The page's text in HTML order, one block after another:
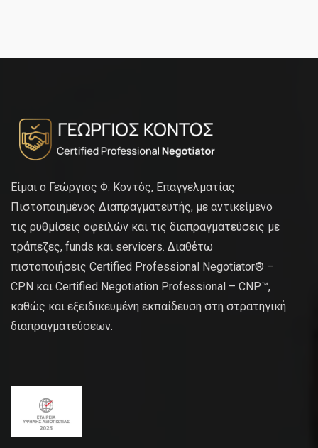
Είμαι ο Γεώργιος Φ. Κοντός, Επαγγελματίας
Πιστοποιημένος Διαπραγματευτής, με αντικείμενο
τις ρυθμίσεις οφειλών και τις διαπραγματεύσεις με
τράπεζες, funds και servicers. Διαθέτω
πιστοποιήσεις Certified Professional Negotiator® –
CPN και Certified Negotiation Professional – CNP™,
καθώς και εξειδικευμένη εκπαίδευση στη στρατηγική
διαπραγματεύσεων.